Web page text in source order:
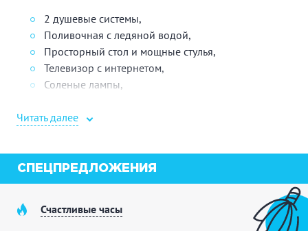
2 душевые системы,
Поливочная с ледяной водой,
Просторный стол и мощные стулья,
Телевизор с интернетом,
Соленые лампы,
Цена за 8 человек, каждый следующий гость +1000₽.
Максимальная вместимость — 15 человек.
⌛️ Минимальный заказ 3 часа.
⛔️ Крепкие алкогольные напитки запрещены!
Читать далее
СПЕЦПРЕДЛОЖЕНИЯ
Счастливые часы